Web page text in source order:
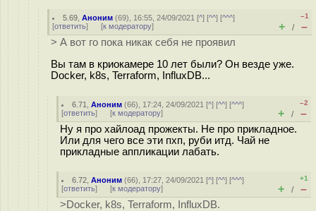
5.69 ,Аноним (69), 16:55, 24/09/2021 [^] [^^] [^^^]
[ответить] [к модератору]
–1
+ / –
> А вот го пока никак себя не проявил
Вы там в криокамере 10 лет были? Он везде уже.
Docker, k8s, Terraform, InfluxDB...
6.71 ,Аноним (66), 17:24, 24/09/2021 [^] [^^] [^^^]
[ответить] [к модератору]
–2
+ / –
Ну я про хайлоад прожекты. Не про прикладное.
Или для чего все эти пхп, руби итд. Чай не
прикладные аппликации лабать.
6.72 ,Аноним (66), 17:27, 24/09/2021 [^] [^^] [^^^]
[ответить] [к модератору]
+1
+ / –
>Docker, k8s, Terraform, InfluxDB.